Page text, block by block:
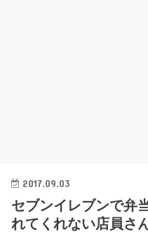
2017.09.03
セブンイレブンで弁
れてくれない店員さ